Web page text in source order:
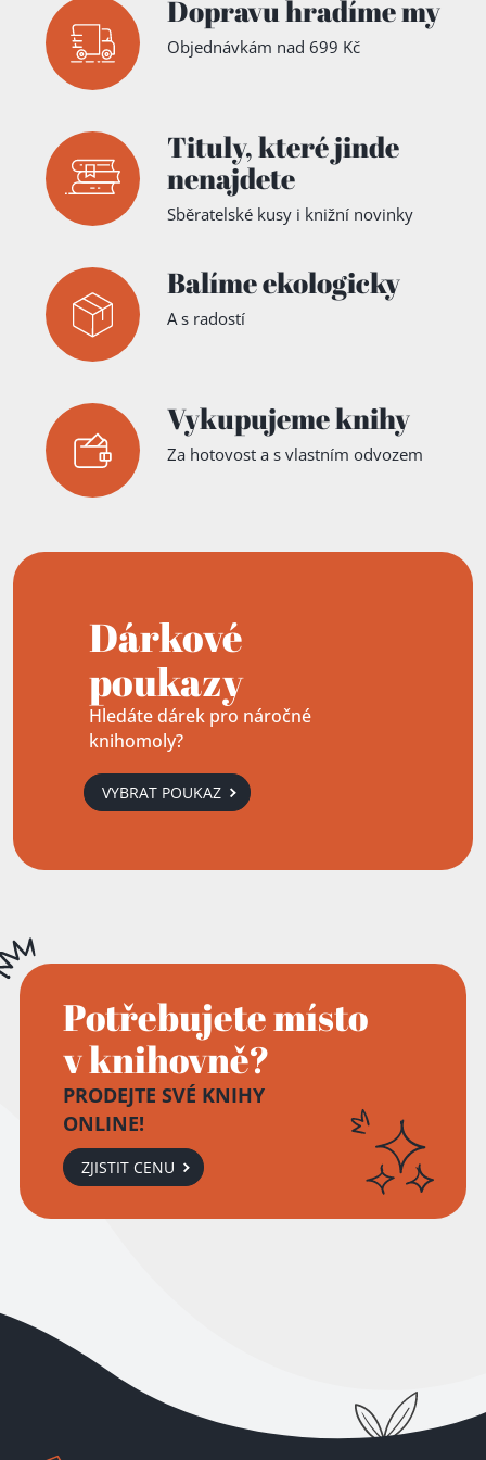
Šlajer
Dopravu hradíme my
Objednávkám nad 699 Kč
Tituly,které jinde
nenajdete
Sběratelské kusy i knižní novinky
Balíme ekologicky
A s radostí
Vykupujeme knihy
Za hotovost a s vlastním odvozem
Dárkové
poukazy
Hledáte dárek pro náročné
knihomoly?
VYBRAT POUKAZ
Potřebujete místo
v knihovně?
PRODEJTE SVÉ KNIHY
ONLINE!
ZJISTIT CENU